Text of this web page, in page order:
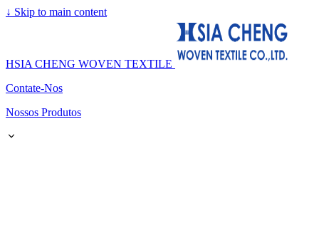
↓ Skip to main content
HSIA CHENG WOVEN TEXTILE
Contate-Nos
Nossos Produtos